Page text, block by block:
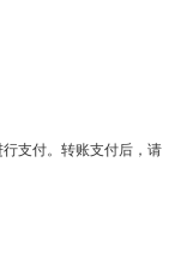
支付。转账支付后，请